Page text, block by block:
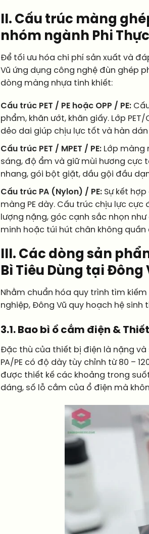
II. Cấu trúc màng
nhóm ngành Phi
Để tối ưu hóa chi phí sản xuất và
Vũ ứng dụng công nghệ đùn ghép
dòng màng nhựa tinh khiết:
Cấu trúc PET / PE hoặc OPP / PE:
phẩm, khăn ướt, khăn giấy. Lớp
dẻo dai giúp chịu lực tốt và hàn
Cấu trúc PET / MPET / PE: Lớp màng
sáng, độ ẩm và giữ mùi hương cực
nhang, gói bột giặt, dầu gội đầu
Cấu trúc PA (Nylon) / PE: Sự kết
màng PE dày. Cấu trúc chịu lực
lượng nặng, góc cạnh sắc nhọn
minh hoặc túi hút chân không quần
III. Các dòng sản
Bì Tiêu Dùng tại Đông
Nhằm chuẩn hóa quy trình tìm
nghiệp, Đông Vũ quy hoạch hệ
3.1. Bao bì ổ cắm điện &
Đặc thù của thiết bị điện là nặng
PA/PE có độ dày tùy chỉnh từ 80 –
được thiết kế các khoảng trong
dáng, số lỗ cắm của ổ điện mà